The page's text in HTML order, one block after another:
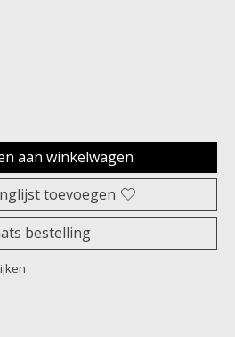
aan winkelwagen
toevoegen
bestelling